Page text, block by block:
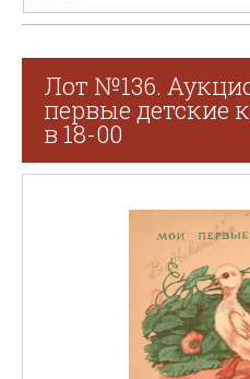
Лот №136.
первые детские
в 18-00